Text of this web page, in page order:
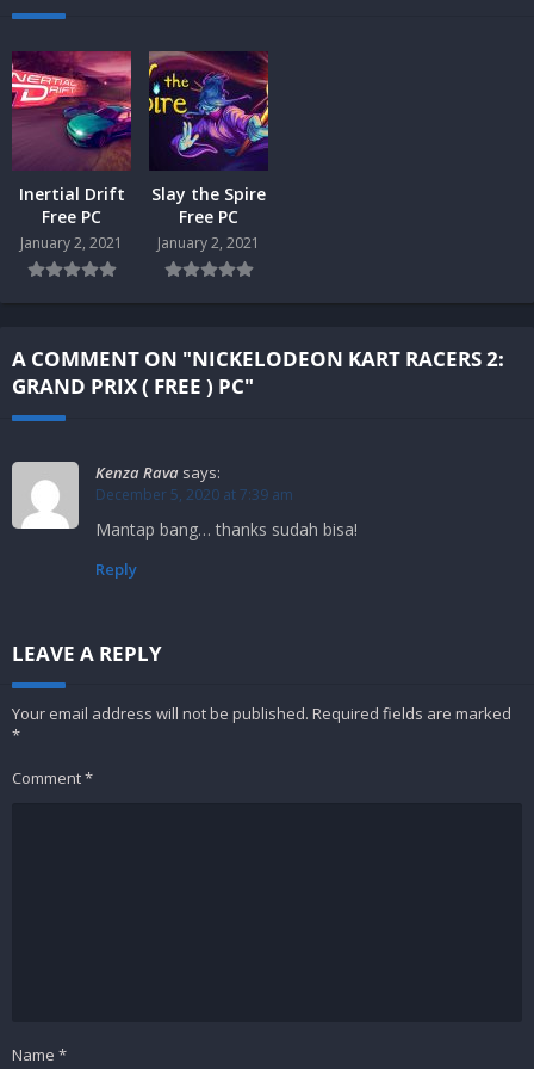
Inertial Drift
Free PC
January 2, 2021
Slay the Spire
Free PC
January 2, 2021
A COMMENT ON "NICKELODEON KART RACERS 2:
GRAND PRIX ( FREE ) PC"
Kenza Rava says:
December 5, 2020 at 7:39 am
Mantap bang… thanks sudah bisa!
Reply
LEAVE A REPLY
Your email address will not be published. Required fields are marked
*
Comment*
Name *